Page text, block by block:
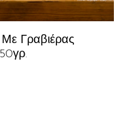
Με Γραβιέρας